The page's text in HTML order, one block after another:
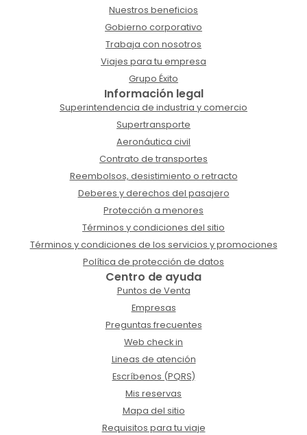
Nuestros beneficios
Gobierno corporativo
Trabaja con nosotros
Viajes para tu empresa
Grupo Éxito
Información legal
Superintendencia de industria y comercio
Supertransporte
Aeronáutica civil
Contrato de transportes
Reembolsos, desistimiento o retracto
Deberes y derechos del pasajero
Protección a menores
Términos y condiciones del sitio
Términos y condiciones de los servicios y promociones
Política de protección de datos
Centro de ayuda
Puntos de Venta
Empresas
Preguntas frecuentes
Web check in
Lineas de atención
Escríbenos (PQRS)
Mis reservas
Mapa del sitio
Requisitos para tu viaje